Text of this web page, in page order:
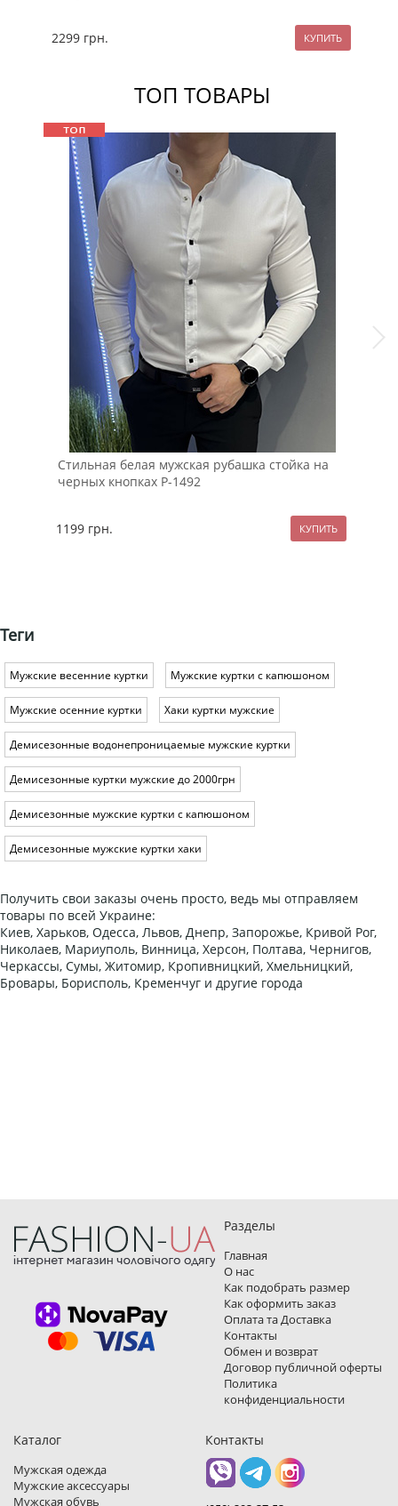
2299 грн.
ТОП ТОВАРЫ
Стильная белая мужская рубашка стойка на
черных кнопках Р-1492
1199 грн.
Теги
Мужские весенние куртки Мужские куртки с капюшоном
Мужские осенние куртки Хаки куртки мужские
Демисезонные водонепроницаемые мужские куртки
Демисезонные куртки мужские до 2000грн
Демисезонные мужские куртки с капюшоном
Демисезонные мужские куртки хаки
Получить свои заказы очень просто, ведь мы отправляем
товары по всей Украине:
Киев, Харьков, Одесса, Львов, Днепр, Запорожье, Кривой Рог,
Николаев, Мариуполь, Винница, Херсон, Полтава, Чернигов,
Черкассы, Сумы, Житомир, Кропивницкий, Хмельницкий,
Бровары, Борисполь, Кременчуг и другие города
Разделы
Главная
О нас
Как подобрать размер
Как оформить заказ
Оплата та Доставка
Контакты
Обмен и возврат
Договор публичной оферты
Политика
конфиденциальности
Каталог
Мужская одежда
Мужские аксессуары
Мужская обувь
Контакты